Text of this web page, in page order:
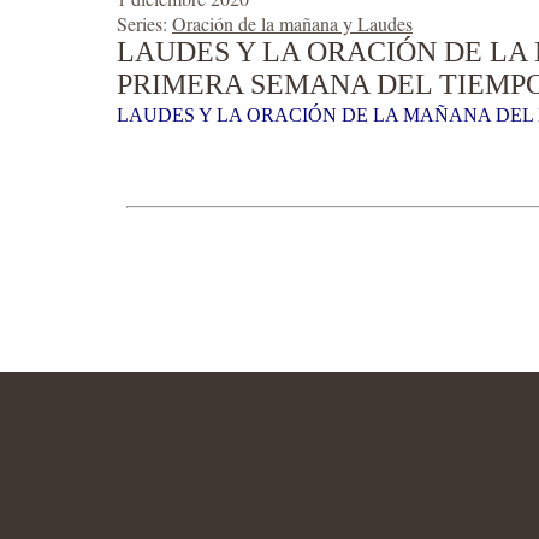
Series: Oración de la mañana y Laudes
LAUDES Y LA ORACIÓN DE LA
PRIMERA SEMANA DEL
LAUDES Y LA ORACIÓN DE LA MAÑANA DEL